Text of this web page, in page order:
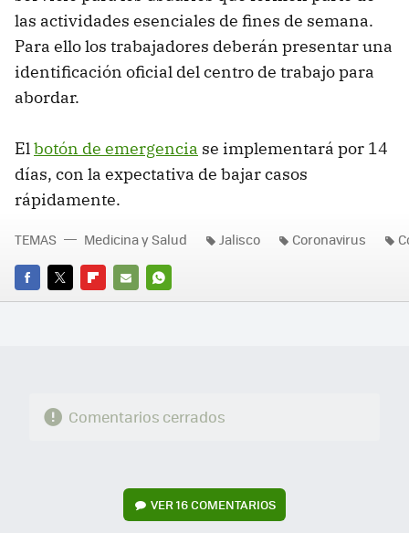
las actividades esenciales de fines de semana.
Para ello los trabajadores deberán presentar una
identificación oficial del centro de trabajo para
abordar.
Elbotón de emergencia se implementará por 14
días, con la expectativa de bajar casos
rápidamente.
FACEBOOK
TWITTERFLIPBOARD
E-
WHATSAPP
TEMAS Medicina y Salud Jalisco Coronavirus
Comentarios cerrados
VER16 COMENTARIOS